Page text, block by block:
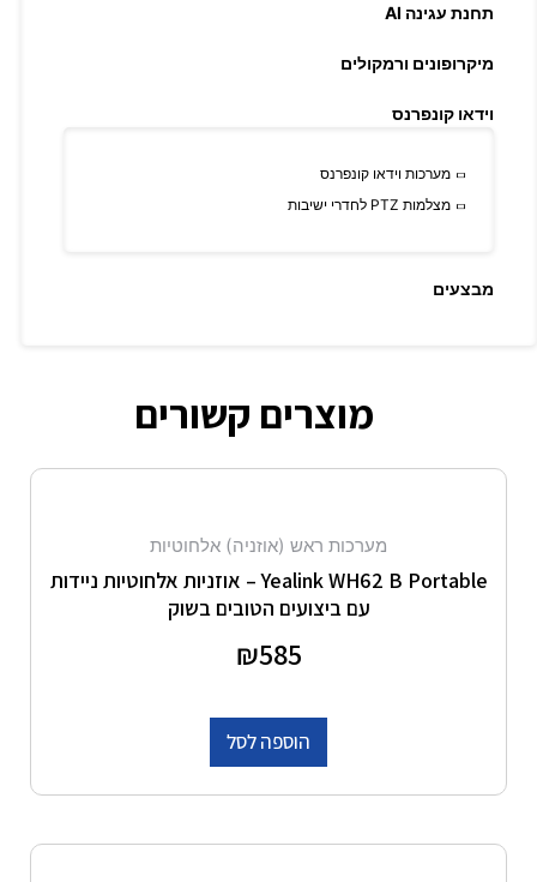
תחנת עגינה AI
מיקרופונים ורמקולים
וידאו קונפרנס
מערכות וידאו קונפרנס
מצלמות PTZ לחדרי ישיבות
מבצעים
מוצרים קשורים
מערכות ראש (אוזניה) אלחוטיות
Yealink WH62 B Portable – אוזניות אלחוטיות ניידות
עם ביצועים הטובים בשוק
₪585
הוספה לסל